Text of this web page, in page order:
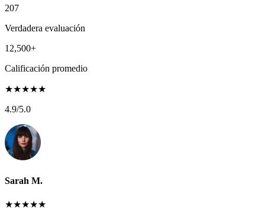
207
Verdadera evaluación
12,500+
Calificación promedio
★★★★★
4.9/5.0
Sarah M.
★★★★★